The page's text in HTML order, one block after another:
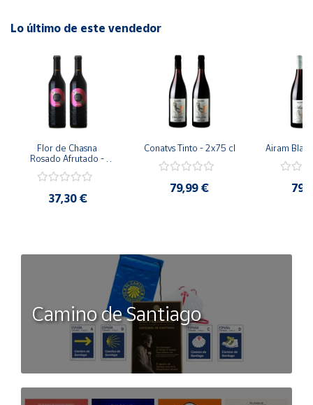
Lo último de este vendedor
Flor de Chasna
Rosado Afrutado -
37,30 €
Conatvs Tinto - 2x75 cl
79,99 €
Airam
Camino de Santiago